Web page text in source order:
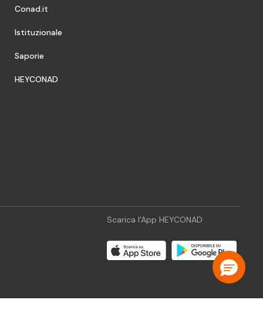
Conad.it
Istituzionale
Saporie
HEYCONAD
Scarica l'App HEYCONAD